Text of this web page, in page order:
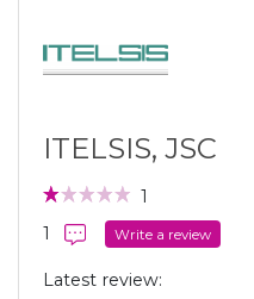
ITELSIS, JSC
1
1
Write a review
Latest review: